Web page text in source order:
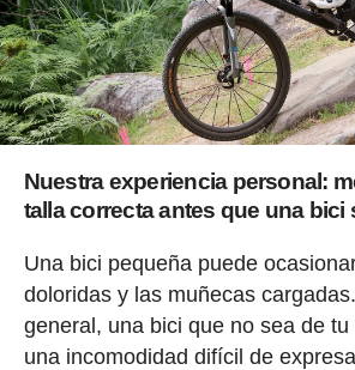
Nuestra experiencia personal:
talla correcta antes que una bici
Una bici pequeña puede
doloridas y las muñecas
general, una bici que no sea de
una incomodidad difícil de